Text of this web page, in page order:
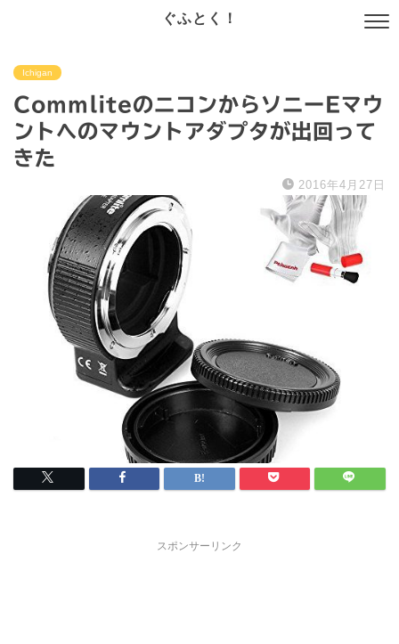
ぐふとく！
Ichigan
CommliteのニコンからソニーEマウ
ントへのマウントアダプタが出回って
きた
2016年4月27日
スポンサーリンク